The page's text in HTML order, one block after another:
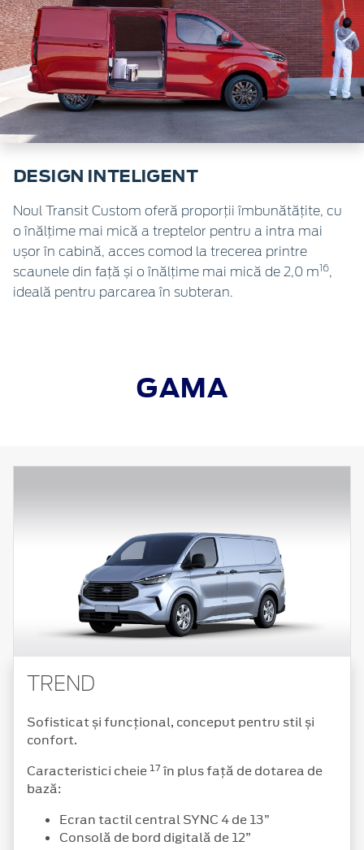
DESIGN INTELIGENT
Noul Transit Custom oferă proporții îmbunătățite, cu
o înălțime mai mică a treptelor pentru a intra mai
ușor în cabină, acces comod la trecerea printre
scaunele din față și o înălțime mai mică de 2,0 m16,
ideală pentru parcarea în subteran.
GAMA
TREND
Sofisticat și funcțional, conceput pentru stil și
confort.
Caracteristici cheie 17în plus față de dotarea de
bază:
Ecran tactil central SYNC 4 de 13”
Consolă de bord digitală de 12”